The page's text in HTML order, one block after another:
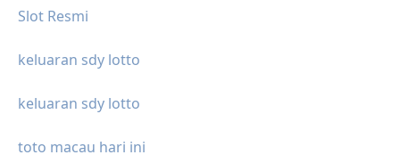
Slot Resmi
keluaran sdy lotto
keluaran sdy lotto
toto macau hari ini